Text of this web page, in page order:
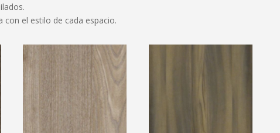
el estilo de cada espacio.